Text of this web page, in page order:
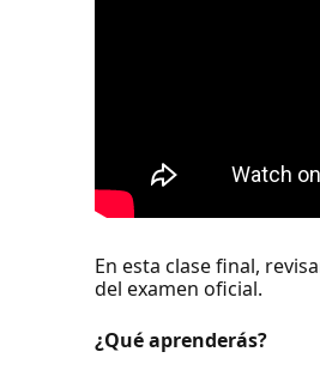
En esta clase final,
del examen oficial.
¿Qué aprenderás?